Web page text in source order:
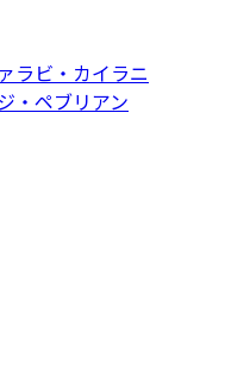
ラビ・カイラニ
・ペブリアン